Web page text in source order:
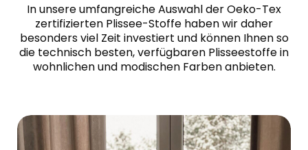
In unsere umfangreiche Auswahl der Oeko-Tex
zertifizierten Plissee-Stoffe haben wir daher
besonders viel Zeit investiert und können Ihnen so
die technisch besten, verfügbaren Plisseestoffe in
wohnlichen und modischen Farben anbieten.